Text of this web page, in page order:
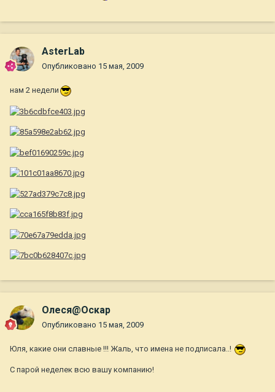
AsterLab
Опубликовано 15 мая, 2009
нам 2 недели
Олеся@Оскар
Опубликовано 15 мая, 2009
Юля, какие они славные !!! Жаль, что имена не подписала..!
С парой неделек всю вашу компанию!